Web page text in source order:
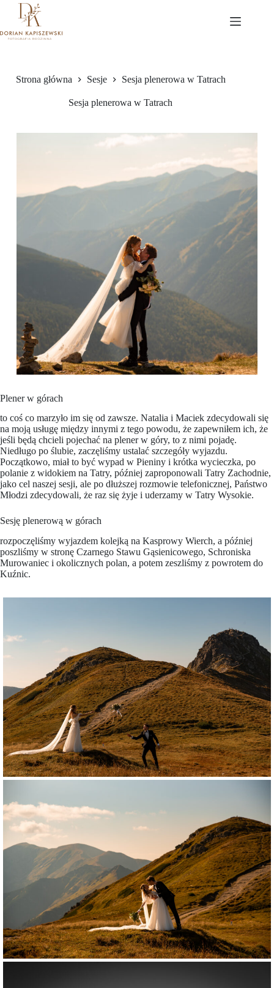
Przejdź
Strona główna Sesje Sesja plenerowa w Tatrach
Sesja plenerowa w Tatrach
Plener w górach
to coś co marzyło im się od zawsze. Natalia i Maciek zdecydowali się
na moją usługę między innymi z tego powodu, że zapewniłem ich, że
jeśli będą chcieli pojechać na plener w góry, to z nimi pojadę.
Niedługo po ślubie, zaczęliśmy ustalać szczegóły wyjazdu.
Początkowo, miał to być wypad w Pieniny i krótka wycieczka, po
polanie z widokiem na Tatry, później zaproponowali Tatry Zachodnie,
jako cel naszej sesji, ale po dłuższej rozmowie telefonicznej, Państwo
Młodzi zdecydowali, że raz się żyje i uderzamy w Tatry Wysokie.
Sesję plenerową w górach
rozpoczęliśmy wyjazdem kolejką na Kasprowy Wierch, a później
poszliśmy w stronę Czarnego Stawu Gąsienicowego, Schroniska
Murowaniec i okolicznych polan, a potem zeszliśmy z powrotem do
Kuźnic.